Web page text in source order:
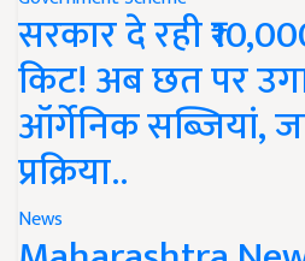
सरकार दे रही
किट! अब छत पर
ऑर्गेनिक सब्जियां,
प्रक्रिया..
News